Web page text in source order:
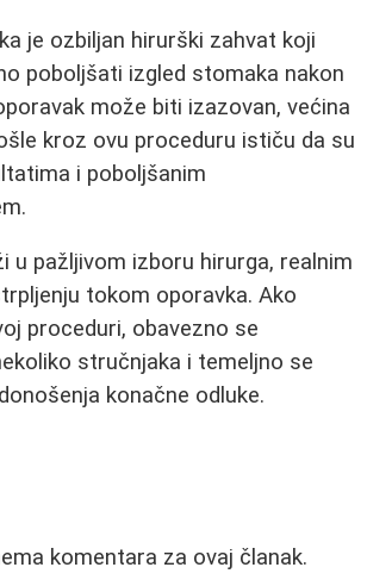
je ozbiljan hirurški zahvat koji
poboljšati izgled stomaka nakon
može biti izazovan, većina
kroz ovu proceduru ističu da su
i poboljšanim
u pažljivom izboru hirurga, realnim
tokom oporavka. Ako
proceduri, obavezno se
stručnjaka i temeljno se
konačne odluke.
komentara za ovaj članak.